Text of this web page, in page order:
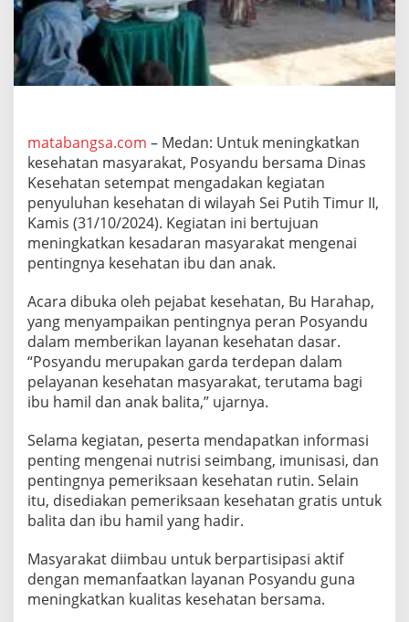
e
h
a
t
n
l
a
P
e
n
y
l
h
a
n
e
s
e
a
t
a
n
d
i
i
P
u
matabangsa.com – Medan: Untuk meningkatkan
kesehatan masyarakat, Posyandu bersama Dinas
Kesehatan setempat mengadakan kegiatan
penyuluhan kesehatan di wilayah Sei Putih Timur II,
Kamis (31/10/2024). Kegiatan ini bertujuan
meningkatkan kesadaran masyarakat mengenai
pentingnya kesehatan ibu dan anak.
Acara dibuka oleh pejabat kesehatan, Bu Harahap,
yang menyampaikan pentingnya peran Posyandu
dalam memberikan layanan kesehatan dasar.
“Posyandu merupakan garda terdepan dalam
pelayanan kesehatan masyarakat, terutama bagi
ibu hamil dan anak balita,” ujarnya.
Selama kegiatan, peserta mendapatkan informasi
penting mengenai nutrisi seimbang, imunisasi, dan
pentingnya pemeriksaan kesehatan rutin. Selain
itu, disediakan pemeriksaan kesehatan gratis untuk
balita dan ibu hamil yang hadir.
Masyarakat diimbau untuk berpartisipasi aktif
dengan memanfaatkan layanan Posyandu guna
meningkatkan kualitas kesehatan bersama.